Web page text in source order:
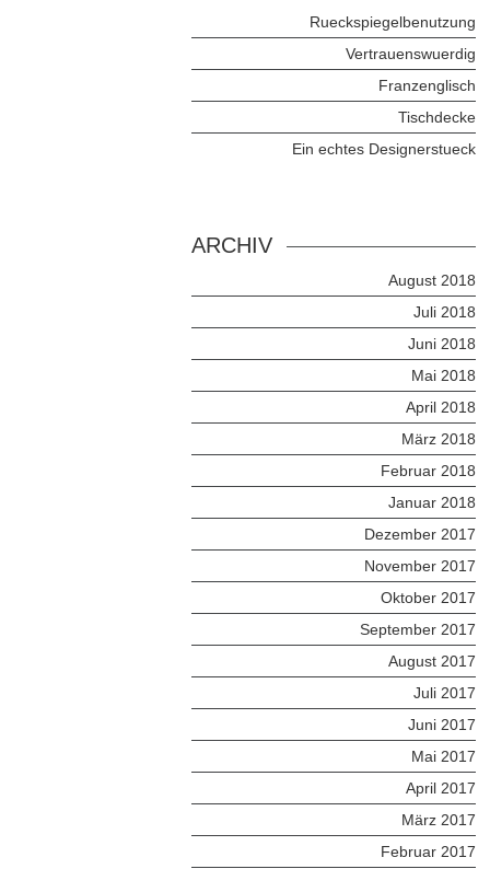
Rueckspiegelbenutzung
Vertrauenswuerdig
Franzenglisch
Tischdecke
Ein echtes Designerstueck
ARCHIV
August 2018
Juli 2018
Juni 2018
Mai 2018
April 2018
März 2018
Februar 2018
Januar 2018
Dezember 2017
November 2017
Oktober 2017
September 2017
August 2017
Juli 2017
Juni 2017
Mai 2017
April 2017
März 2017
Februar 2017